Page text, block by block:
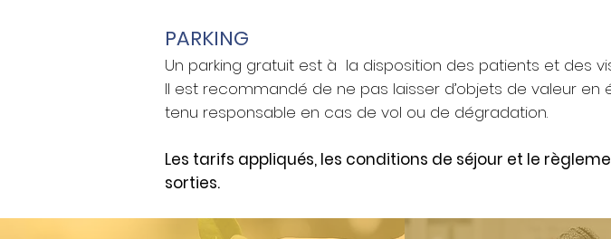
PARKING
Un parking gratuit est à la disposition des patients et des
Il est recommandé de ne pas laisser d’objets de valeur
tenu responsable en cas de vol ou de dégradation.
Les tarifs appliqués, les conditions de séjour et le
sorties.